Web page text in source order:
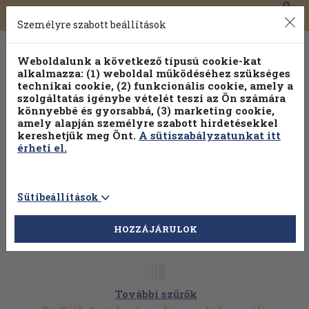
Toggle
navigation
0
Válogasson több mint 1.000.000 kiadványunk közül
100% kedvezménnyel!
További szűrők
Személyre szabott beállítások
Weboldalunk a következő típusú cookie-kat
alkalmazza: (1) weboldal működéséhez szükséges
technikai cookie, (2) funkcionális cookie, amely a
szolgáltatás igénybe vételét teszi az Ön számára
könnyebbé és gyorsabbá, (3) marketing cookie,
amely alapján személyre szabott hirdetésekkel
kereshetjük meg Önt. A sütiszabályzatunkat itt
érheti el.
Sütibeállítások
HOZZÁJÁRULOK